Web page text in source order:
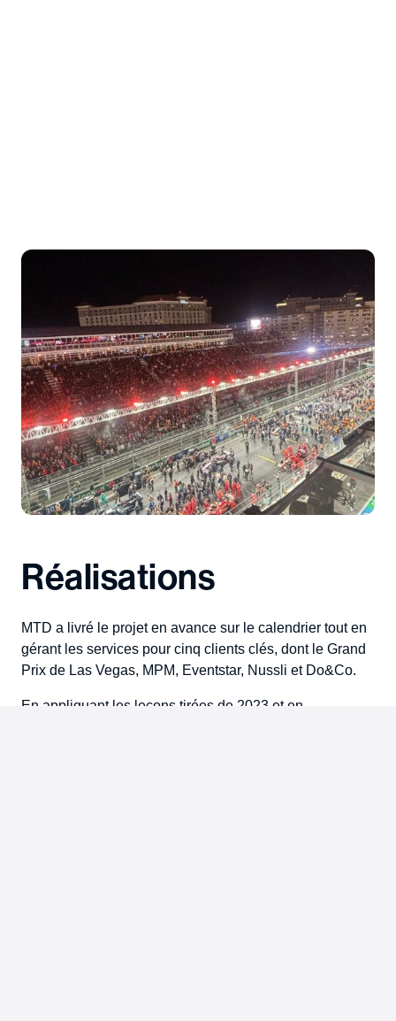
Réalisations
MTD a livré le projet en avance sur le calendrier tout en
gérant les services pour cinq clients clés, dont le Grand
Prix de Las Vegas, MPM, Eventstar, Nussli et Do&Co.
En appliquant les leçons tirées de 2023 et en